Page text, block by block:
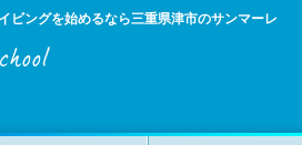
ビングを始めるなら三重県津市のサンマーレ